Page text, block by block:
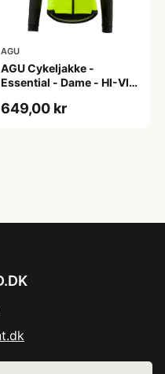
AGU
AGU Cykeljakke -
Essential - Dame - HI-VIS
649,00 kr